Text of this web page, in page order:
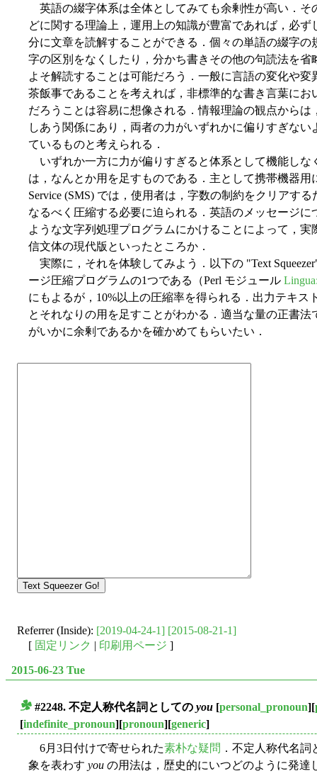
英語の綴字体系は全体としてみても余剰性が高い．そ
どに関する理論上，運用上の知識が豊富であれば，必
分に文章を読解することができる．個々の単語の綴字
字の区別をなくしたり，分かち書きその他の句読法を
よそ解読することは可能だろう．一般に言語の変化や変
茶飯事であることを考えれば，非標準的な書き言葉に
だろうことは容易に想像される．情報理論の観点から
しあう関係にあり，両者の力がいずれかに偏りすぎな
ているものと考えられる．
いずれか一方に力が偏りすぎると体系として機能しな
は，なんとか用を足すものである．主として携帯機器用
Service (SMS) では，使用者は，字数の制約をクリアす
なるべく圧縮する必要に迫られる．英語のメッセージ
ような文字列処理プログラムにかけることによって，
信文体の現代版といったところか．
実際に，それを体験してみよう．以下の "Text
ージ圧縮プログラムの1つである（Perl モジュール
にもよるが，10%以上の圧縮率を得られる．出力テキ
とそれなりの用を足すことがわかる．適当な量の正書
がいかに余剰であるかを確かめてもらいたい．
Referrer (Inside): [2019-04-24-1] [2015-08-21-1]
[ 固定リンク 印刷用ページ ]
2015-06-23 Tue
#2248. 不定人称代名詞としての you [personal_pronoun][
[indefinite_pronoun][pronoun][generic]
6月3日付けで寄せられた素朴な疑問 ．不定人称代名
象を表わす you の用法は，歴史的にいつどのように発